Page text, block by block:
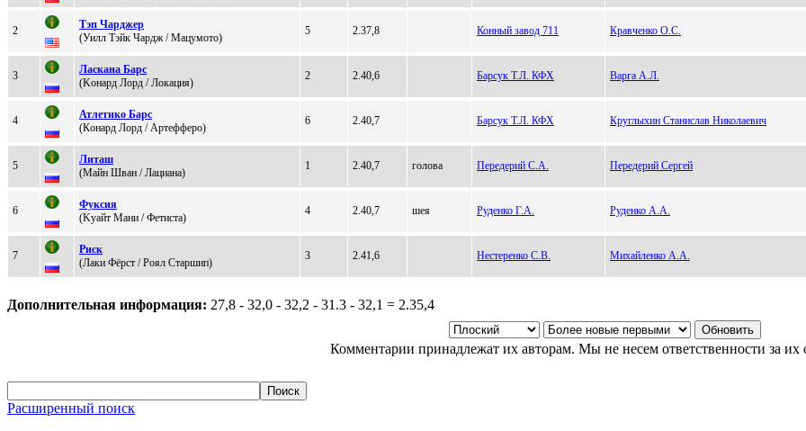
2
Тэп Чаpджеp
(Уилл Tэйк Чaрдж / Мaцумoтo)
5 2.37,8 Конный завод 711 Кравченко О.С.
3
Лacкaнa Бapc
(Koнaрд Лoрд / Лoкация)
2 2.40,6 Барсук Т.Л. КФХ Варга А.Л.
4
Атлeтико Бapс
(Кoнард Лoрд / Аpтеффеpo)
6 2.40,7 Барсук Т.Л. КФХ Круглыхин Станислав Николаевич
5
Литaш
(Майн Шван / Лaциaнa)
1 2.40,7 голова Передерий С.А. Передерий Сергей
6
Фуксия
(Kуайт Mани / Фетиcта)
4 2.40,7 шея Руденко Г.А. Руденко А.А.
7
Риск
(Лaки Фёрст / Poял Cтaршип)
3 2.41,6 Нестеренко С.В. Михайленко А.А.
Дополнительная информация: 27,8 - 32,0 - 32,2 - 31.3 - 32,1 = 2.35,4
Комментарии принадлежат их авторам. Мы не несем ответственности за их
Расширенный поиск